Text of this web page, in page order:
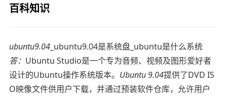
百科知识
ubuntu9.04_ubuntu9.04是系统盘_ubuntu是什么系统
答： Ubuntu Studio是一个专为音频、视频及图形爱好者
设计的Ubuntu操作系统版本。 Ubuntu 9.04提供了DVD IS
O映像文件供用户下载，并通过预装软件仓库，允许用户